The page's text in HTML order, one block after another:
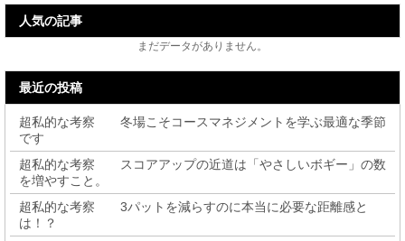
人気の記事
まだデータがありません。
最近の投稿
超私的な考察 冬場こそコースマネジメントを学ぶ最適な季節
です
超私的な考察 スコアアップの近道は「やさしいボギー」の数
を増やすこと。
超私的な考察 3パットを減らすのに本当に必要な距離感と
は！？